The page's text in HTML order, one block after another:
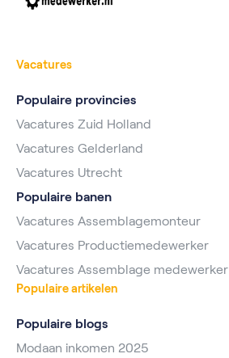
Vacatures
Populaire provincies
Vacatures Zuid Holland
Vacatures Gelderland
Vacatures Utrecht
Populaire banen
Vacatures Assemblagemonteur
Vacatures Productiemedewerker
Vacatures Assemblage medewerker
Populaire artikelen
Populaire blogs
Modaan inkomen 2025